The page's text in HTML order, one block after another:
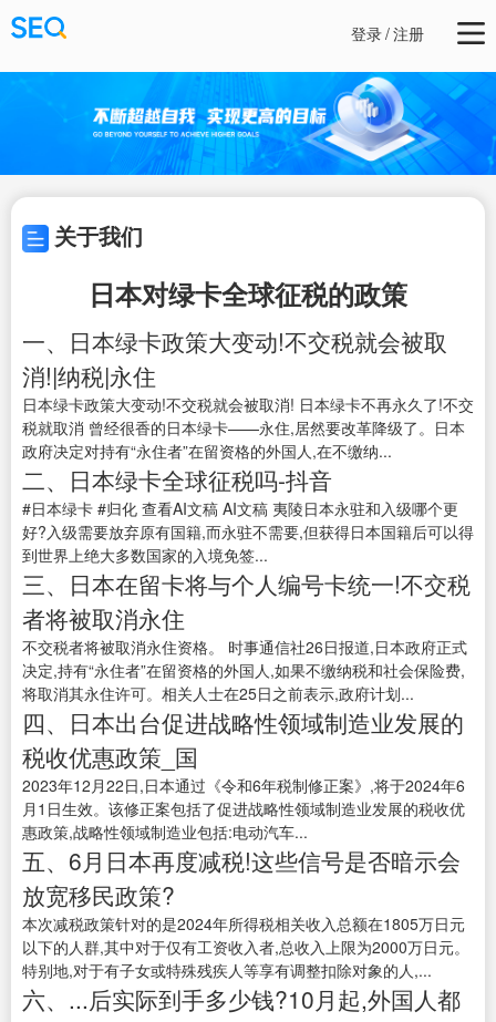
登录/注册
关于我们
日本对绿卡全球征税的政策
一、日本绿卡政策大变动!不交税就会被取
消!|纳税|永住
日本绿卡政策大变动!不交税就会被取消! 日本绿卡不再永久了!不交
税就取消 曾经很香的日本绿卡——永住,居然要改革降级了。日本
政府决定对持有“永住者”在留资格的外国人,在不缴纳...
二、日本绿卡全球征税吗-抖音
#日本绿卡 #归化 查看AI文稿 AI文稿 夷陵日本永驻和入级哪个更
好?入级需要放弃原有国籍,而永驻不需要,但获得日本国籍后可以得
到世界上绝大多数国家的入境免签...
三、日本在留卡将与个人编号卡统一!不交税
者将被取消永住
不交税者将被取消永住资格。 时事通信社26日报道,日本政府正式
决定,持有“永住者”在留资格的外国人,如果不缴纳税和社会保险费,
将取消其永住许可。相关人士在25日之前表示,政府计划...
四、日本出台促进战略性领域制造业发展的
税收优惠政策_国
2023年12月22日,日本通过《令和6年税制修正案》,将于2024年6
月1日生效。该修正案包括了促进战略性领域制造业发展的税收优
惠政策,战略性领域制造业包括:电动汽车...
五、6月日本再度减税!这些信号是否暗示会
放宽移民政策?
本次减税政策针对的是2024年所得税相关收入总额在1805万日元
以下的人群,其中对于仅有工资收入者,总收入上限为2000万日元。
特别地,对于有子女或特殊残疾人等享有调整扣除对象的人,...
六、...后实际到手多少钱?10月起,外国人都